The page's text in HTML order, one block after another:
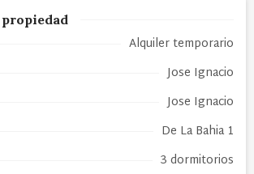
Alquiler temporario
Jose Ignacio
Jose Ignacio
De La Bahia 1
3 dormitorios